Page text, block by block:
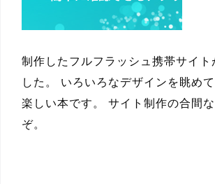
制作したフルフラッシュ携帯サイト
した。 いろいろなデザインを眺め
楽しい本です。 サイト制作の合間
ぞ。